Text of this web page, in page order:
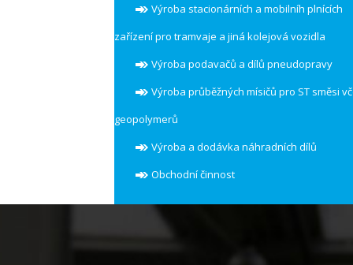
Výroba stacionárních a mobilníh plnících
zařízení pro tramvaje a jiná kolejová vozidla
Výroba podavačů a dílů pneudopravy
Výroba průběžných mísičů pro ST směsi
geopolymerů
Výroba a dodávka náhradních dílů
Obchodní činnost